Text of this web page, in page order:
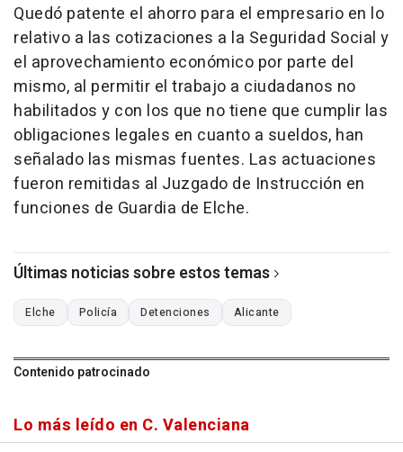
Quedó patente el ahorro para el empresario en lo
relativo a las cotizaciones a la Seguridad Social y
el aprovechamiento económico por parte del
mismo, al permitir el trabajo a ciudadanos no
habilitados y con los que no tiene que cumplir las
obligaciones legales en cuanto a sueldos, han
señalado las mismas fuentes. Las actuaciones
fueron remitidas al Juzgado de Instrucción en
funciones de Guardia de Elche.
Últimas noticias sobre estos temas
Elche Policía Detenciones Alicante
Contenido patrocinado
Lo más leído en C. Valenciana